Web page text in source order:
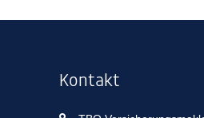
Kontakt